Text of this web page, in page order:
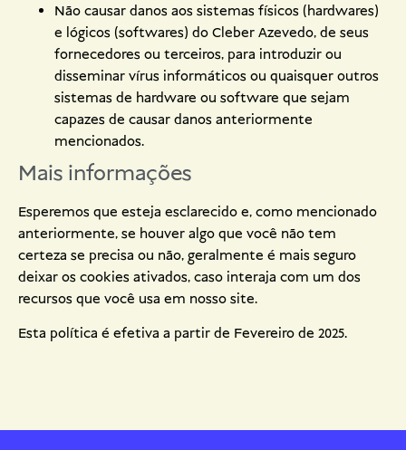
Não causar danos aos sistemas físicos (hardwares)
e lógicos (softwares) do Cleber Azevedo, de seus
fornecedores ou terceiros, para introduzir ou
disseminar vírus informáticos ou quaisquer outros
sistemas de hardware ou software que sejam
capazes de causar danos anteriormente
mencionados.
Mais informações
Esperemos que esteja esclarecido e, como mencionado
anteriormente, se houver algo que você não tem
certeza se precisa ou não, geralmente é mais seguro
deixar os cookies ativados, caso interaja com um dos
recursos que você usa em nosso site.
Esta política é efetiva a partir de Fevereiro de 2025.